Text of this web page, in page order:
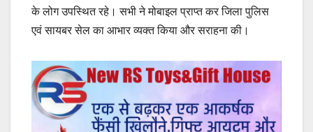
के लोग उपस्थित रहे। सभी ने मोबाइल प्राप्त कर जिला पुलिस
एवं सायबर सेल का आभार व्यक्त किया और सराहना की।